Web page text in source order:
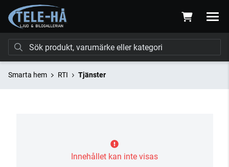
Smarta hem RTI Tjänster
Innehållet kan inte visas